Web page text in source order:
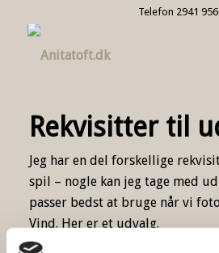
Telefon 2941
Rekvisitter til
Jeg har en del forskellige
spil – nogle kan jeg tage med
passer bedst at bruge når vi
Vind. Her er et udvalg.
Jeg har også haft mange sjove